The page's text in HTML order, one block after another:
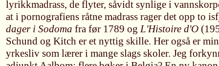
lyrikkmadrass, de flyter, såvidt synlige i
at i pornografiens råtne madrass rager det opp to
dager i Sodoma fra før 1789 og L'Histoire d'O
Schund og Kitch er et nyttig skille. Her også er
yrkesliv som lærer i mange slags skoler. Jeg